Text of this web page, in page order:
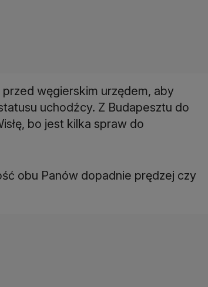
węgierskim urzędem, aby
uchodźcy. Z Budapesztu do
bo jest kilka spraw do
obu Panów dopadnie prędzej czy